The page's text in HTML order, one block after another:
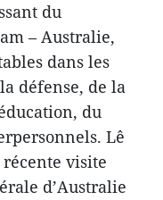
du
– Australie,
dans les
défense, de la
du
Lê
visite
d’Australie